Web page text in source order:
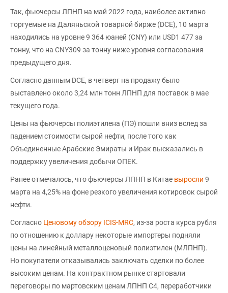
Так, фьючерсы ЛПНП на май 2022 года, наиболее активно
торгуемые на Даляньской товарной бирже (DCE), 10 марта
находились на уровне 9 364 юаней (CNY) или USD1 477 за
тонну, что на CNY309 за тонну ниже уровня согласования
предыдущего дня.
Согласно данным DCE, в четверг на продажу было
выставлено около 3,24 млн тонн ЛПНП для поставок в мае
текущего года.
Цены на фьючерсы полиэтилена (ПЭ) пошли вниз вслед за
падением стоимости сырой нефти, после того как
Объединенные Арабские Эмираты и Ирак высказались в
поддержку увеличения добычи ОПЕК.
Ранее отмечалось, что фьючерсы ЛПНП в Китае выросли 9
марта на 4,25% на фоне резкого увеличения котировок сырой
нефти.
Согласно Ценовому обзору ICIS-MRC, из-за роста курса рубля
по отношению к доллару некоторые импортеры подняли
цены на линейный металлоценовый полиэтилен (МЛПНП).
Но покупатели отказывались заключать сделки по более
высоким ценам. На контрактном рынке стартовали
переговоры по мартовским ценам ЛПНП С4, переработчики